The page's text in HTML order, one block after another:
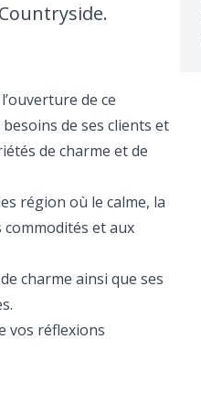
de ce
de ses clients et
de charme et de
région où le calme, la
commodités et aux
charme ainsi que ses
vos réflexions